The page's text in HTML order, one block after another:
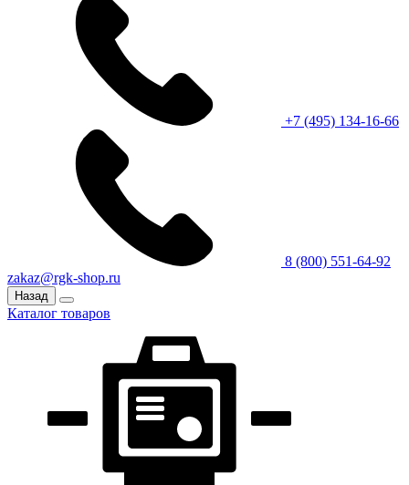
+7 (495) 134-16-66
8 (800) 551-64-92
zakaz@rgk-shop.ru
Назад
Каталог товаров